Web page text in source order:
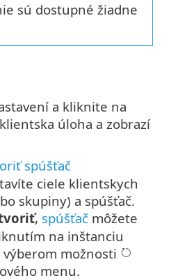
sú dostupné žiadne
a kliknite na
úloha a zobrazí
spúšťač
ciele klientskych
skupiny) a spúšťač.
, spúšťač môžete
na inštanciu
možnosti
menu.